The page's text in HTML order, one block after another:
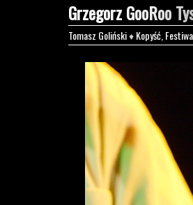
Grzegorz GooRoo
Tomasz Goliński♦Kopyść,